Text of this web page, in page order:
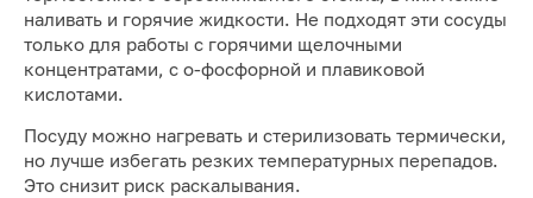
наливать и горячие жидкости. Не подходят эти сосуды
только для работы с горячими щелочными
концентратами, с о-фосфорной и плавиковой
кислотами.
Посуду можно нагревать и стерилизовать термически,
но лучше избегать резких температурных перепадов.
Это снизит риск раскалывания.